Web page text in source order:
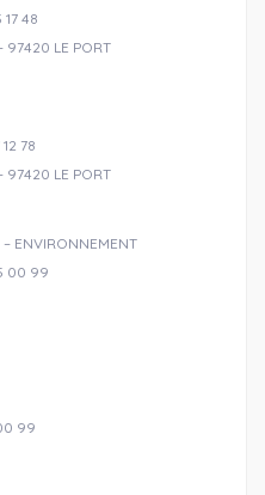
48
97420 LE PORT
78
97420 LE PORT
ENVIRONNEMENT
00 99
99